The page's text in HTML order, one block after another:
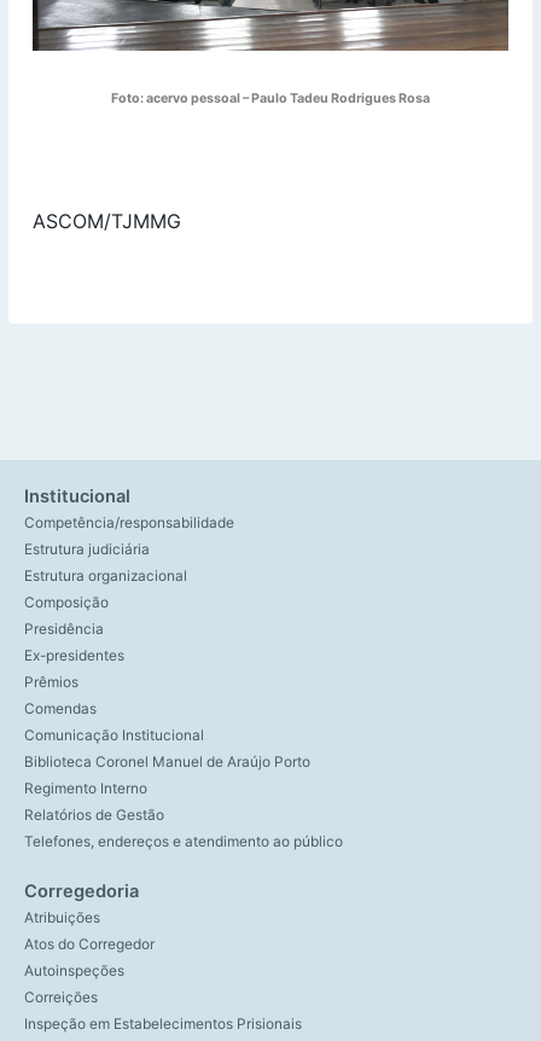
Foto: acervo pessoal – Paulo Tadeu Rodrigues Rosa
ASCOM/TJMMG
Institucional
Competência/responsabilidade
Estrutura judiciária
Estrutura organizacional
Composição
Presidência
Ex-presidentes
Prêmios
Comendas
Comunicação Institucional
Biblioteca Coronel Manuel de Araújo Porto
Regimento Interno
Relatórios de Gestão
Telefones, endereços e atendimento ao público
Corregedoria
Atribuições
Atos do Corregedor
Autoinspeções
Correições
Inspeção em Estabelecimentos Prisionais